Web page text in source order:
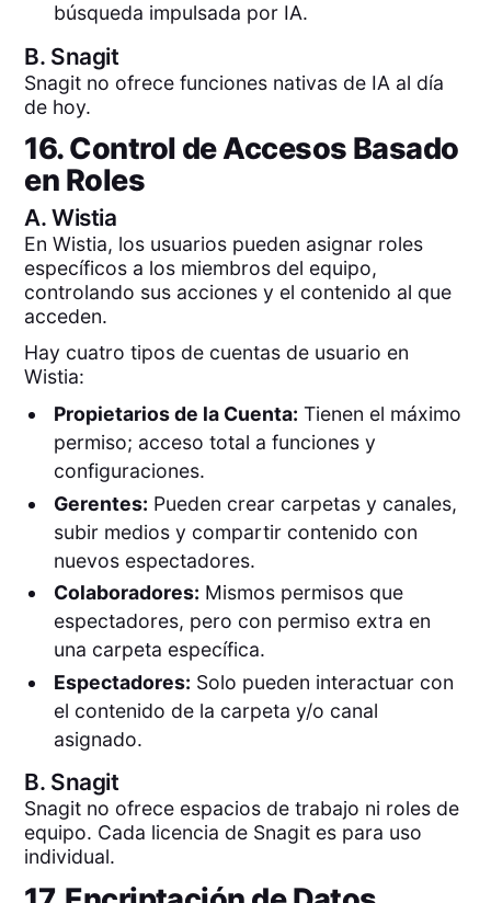
búsqueda impulsada por IA.
B. Snagit
Snagit no ofrece funciones nativas de IA al día
de hoy.
16. Control de Accesos Basado
en Roles
A.Wistia
En Wistia, los usuarios pueden asignar roles
específicos a los miembros del equipo,
controlando sus acciones y el contenido al que
acceden.
Hay cuatro tipos de cuentas de usuario en
Wistia:
Propietarios de la Cuenta: Tienen el máximo
permiso; acceso total a funciones y
configuraciones.
Gerentes: Pueden crear carpetas y canales,
subir medios y compartir contenido con
nuevos espectadores.
Colaboradores: Mismos permisos que
espectadores, pero con permiso extra en
una carpeta específica.
Espectadores: Solo pueden interactuar con
el contenido de la carpeta y/o canal
asignado.
B. Snagit
Snagit no ofrece espacios de trabajo ni roles de
equipo. Cada licencia de Snagit es para uso
individual.